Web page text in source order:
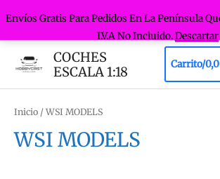
Envíos Gratis Para Pedidos En La Península
I.V.A No Incluido.Descartar
COCHES
ESCALA 1:18
Carrito/
Inicio / WSI MODELS
WSI MODELS